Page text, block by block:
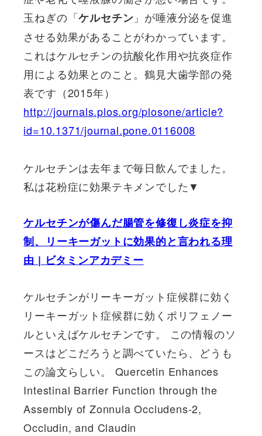
玉ねぎの「ケルセチン 」が唾液分泌を促進
させる効果があることがわかっています。
これはケルセチンの抗酸化作用や抗炎症作
用による効果とのこと。鶴見大歯学部の発
表です（2015年）
http://journals.plos.org/plosone/article?
id=10.1371/journal.pone.0116008
ケルセチンは去年まで毎日飲んでました。
私は花粉症に効果テキメンでした▼
ケルセチンが傷んだ腸管を修復し炎症を抑
制、リーキーガットに効果的と言われる理
由 | ビタミンアカデミー
ケルセチンがリーキーガット症候群に効く
リーキーガット症候群に効くポリフェノー
ルといえばケルセチンです。 この情報のソ
ースはどこだろうと調べていたら、どうも
この論文らしい。 Quercetin Enhances
Intestinal Barrier Function through the
Assembly of Zonnula Occludens-2,
Occludin, and Claudin